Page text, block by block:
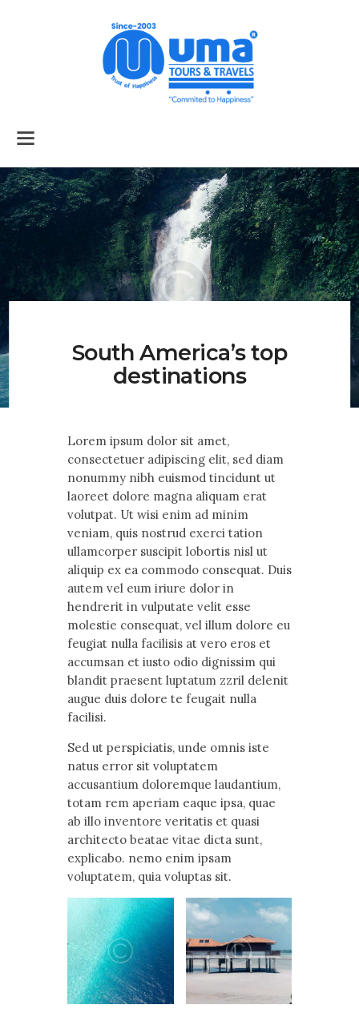
Services
Tour Packages
Air Tickets
Contact Us
South America’s top
destinations
Lorem ipsum dolor sit amet,
consectetuer adipiscing elit, sed diam
nonummy nibh euismod tincidunt ut
laoreet dolore magna aliquam erat
volutpat. Ut wisi enim ad minim
veniam, quis nostrud exerci tation
ullamcorper suscipit lobortis nisl ut
aliquip ex ea commodo consequat. Duis
autem vel eum iriure dolor in
hendrerit in vulputate velit esse
molestie consequat, vel illum dolore eu
feugiat nulla facilisis at vero eros et
accumsan et iusto odio dignissim qui
blandit praesent luptatum zzril delenit
augue duis dolore te feugait nulla
facilisi.
Sed ut perspiciatis, unde omnis iste
natus error sit voluptatem
accusantium doloremque laudantium,
totam rem aperiam eaque ipsa, quae
ab illo inventore veritatis et quasi
architecto beatae vitae dicta sunt,
explicabo. nemo enim ipsam
voluptatem, quia voluptas sit.